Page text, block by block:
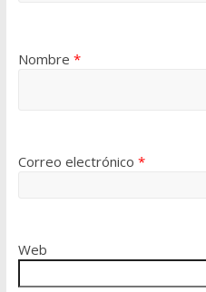
Nombre *
Correo electrónico *
Web